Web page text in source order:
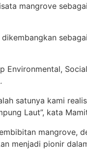
mangrove
Environmental,
satunya kami
Laut”, kata
mangrove,
menjadi pionir